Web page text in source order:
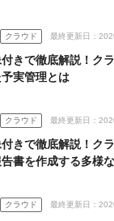
クラウド 最終更新日：
きで徹底解説！ク
予実管理とは
クラウド 最終更新日：
きで徹底解説！ク
書を作成する多様
クラウド 最終更新日：